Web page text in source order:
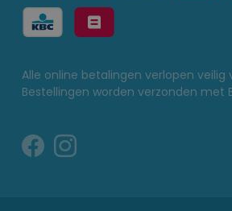
Alle online betalingen verlopen veilig
Bestellingen worden verzonden met